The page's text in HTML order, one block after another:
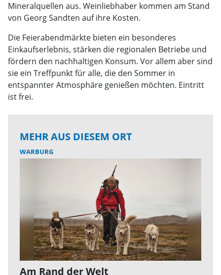
Mineralquellen aus. Weinliebhaber kommen am Stand
von Georg Sandten auf ihre Kosten.
Die Feierabendmärkte bieten ein besonderes
Einkaufserlebnis, stärken die regionalen Betriebe und
fördern den nachhaltigen Konsum. Vor allem aber sind
sie ein Treffpunkt für alle, die den Sommer in
entspannter Atmosphäre genießen möchten. Eintritt
ist frei.
MEHR AUS DIESEM ORT
WARBURG
Am Rand der Welt